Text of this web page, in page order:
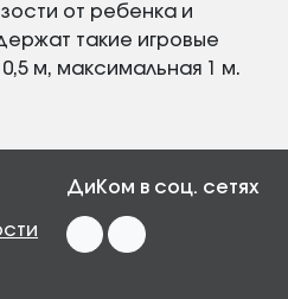
от ребенка и
такие игровые
м, максимальная 1 м.
ДиКом в соц. сетях